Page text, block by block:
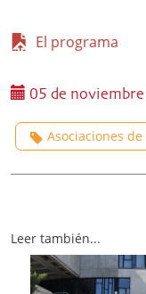
El programa
05 de
Asociaciones de
Leer también...